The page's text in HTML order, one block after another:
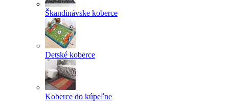
Škandinávske koberce
Detské koberce
Koberce do kúpeľne